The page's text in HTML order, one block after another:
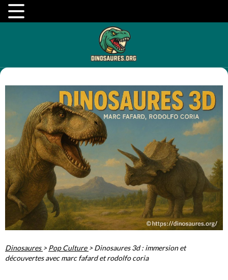
Dinosaures >Pop Culture >Dinosaures 3d : immersion et
découvertes avec marc fafard et rodolfo coria